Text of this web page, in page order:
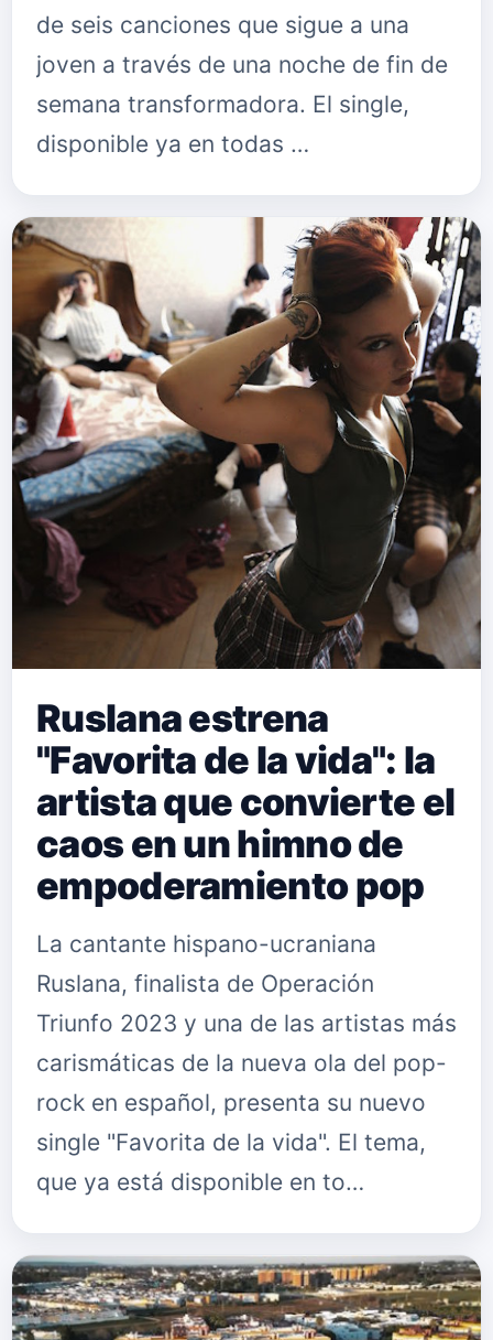
de seis canciones que sigue a una
joven a través de una noche de fin de
semana transformadora. El single,
disponible ya en todas …
Ruslana estrena
"Favorita de la vida": la
artista que convierte el
caos en un himno de
empoderamiento pop
La cantante hispano-ucraniana
Ruslana, finalista de Operación
Triunfo 2023 y una de las artistas más
carismáticas de la nueva ola del pop-
rock en español, presenta su nuevo
single "Favorita de la vida". El tema,
que ya está disponible en to…